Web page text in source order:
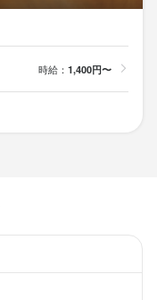
時給： 1,400円〜